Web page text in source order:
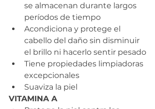
se almacenan durante largos
períodos de tiempo
Acondiciona y protege el
cabello del daño sin disminuir
el brillo ni hacerlo sentir pesado
Tiene propiedades limpiadoras
excepcionales
Suaviza la piel
VITAMINA A